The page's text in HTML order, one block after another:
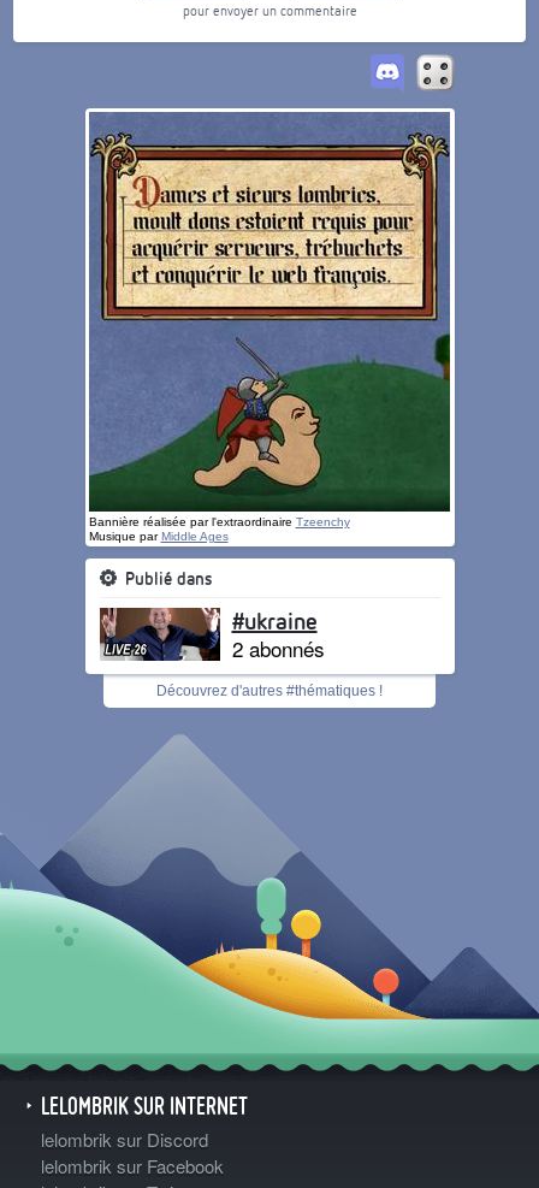
pour envoyer un commentaire
Bannière réalisée par l'extraordinaire Tzeenchy
Musique parMiddle Ages
Publié dans
#ukraine
2 abonnés
Découvrez d'autres #thématiques !
LELOMBRIK SUR INTERNET
lelombrik sur Discord
lelombrik sur Facebook